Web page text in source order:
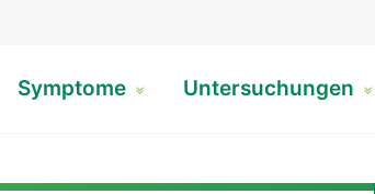
Symptome Untersuchungen